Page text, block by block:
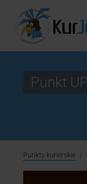
Punkt
Punkty kurierskie